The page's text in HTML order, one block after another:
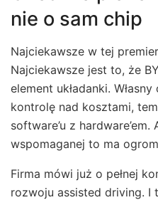
nie o sam chip
Najciekawsze w tej
Najciekawsze jest to, że
element układanki.
kontrolę nad kosztami,
software’u z
wspomaganej to ma
Firma mówi już o pełnej
rozwoju assisted driving. I